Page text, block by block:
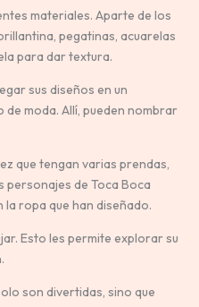
materiales. Aparte de los
pegatinas, acuarelas
para dar textura.
sus diseños en un
moda. Allí, pueden nombrar
que tengan varias prendas,
de Toca Boca
ropa que han diseñado.
Esto les permite explorar su
son divertidas, sino que